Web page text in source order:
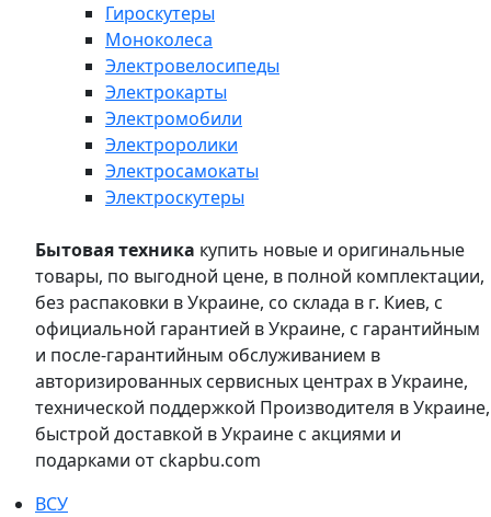
Гироскутеры
Моноколеса
Электровелосипеды
Электрокарты
Электромобили
Электроролики
Электросамокаты
Электроскутеры
Бытовая техника купить новые и оригинальные
товары, по выгодной цене, в полной комплектации,
без распаковки в Украине, со склада в г. Киев, с
официальной гарантией в Украине, с гарантийным
и после-гарантийным обслуживанием в
авторизированных сервисных центрах в Украине,
технической поддержкой Производителя в Украине,
быстрой доставкой в Украине с акциями и
подарками от ckapbu.com
ВСУ